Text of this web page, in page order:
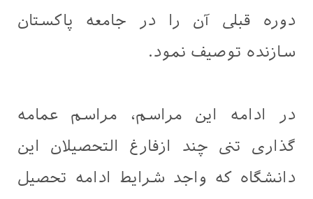
دوره قبلی آن را در جامعه پاکستان
سازنده توصیف نمود.
در ادامه این مراسم، مراسم عمامه
گذاری تنی چند ازفارغ التحصیلان این
دانشگاه که واجد شرایط ادامه تحصیل